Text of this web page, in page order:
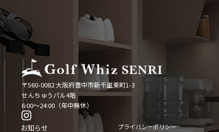
〒560-0082 大阪府豊中市新千里東町1-3
せんちゅうパル4階
6:00〜24:00（年中無休）
お知らせ プライバシーポリシー